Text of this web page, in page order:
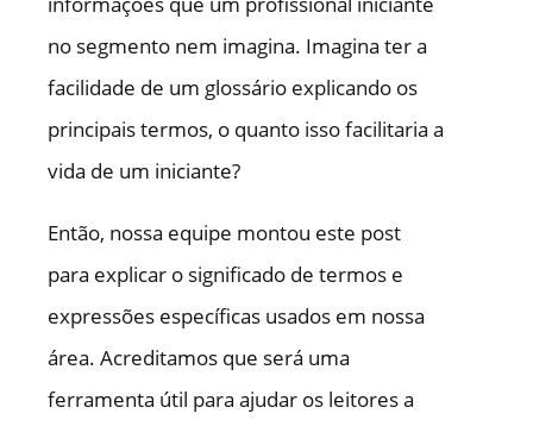
no segmento nem imagina. Imagina ter a
facilidade de um glossário explicando os
principais termos, o quanto isso facilitaria a
vida de um iniciante?
Então, nossa equipe montou este post
para explicar o significado de termos e
expressões específicas usados em nossa
área. Acreditamos que será uma
ferramenta útil para ajudar os leitores a